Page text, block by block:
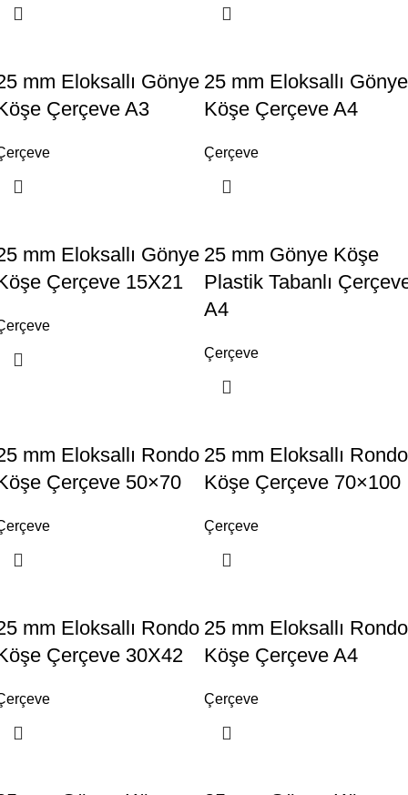
mm Eloksallı Gönye
Çerçeve A3
25 mm Eloksallı Gönye
Köşe Çerçeve A4
Çerçeve
mm Eloksallı Gönye
Çerçeve 15X21
25 mm Gönye Köşe
Plastik Tabanlı
A4
Çerçeve
mm Eloksallı Rondo
Çerçeve 50×70
25 mm Eloksallı Rondo
Köşe Çerçeve 70×100
Çerçeve
mm Eloksallı Rondo
Çerçeve 30X42
25 mm Eloksallı Rondo
Köşe Çerçeve A4
Çerçeve